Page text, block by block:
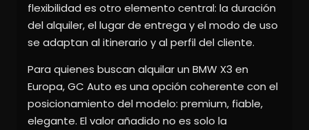
flexibilidad es otro elemento central: la duración
del alquiler, el lugar de entrega y el modo de uso
se adaptan al itinerario y al perfil del cliente.
Para quienes buscan alquilar un BMW X3 en
Europa, GC Auto es una opción coherente con el
posicionamiento del modelo: premium, fiable,
elegante. El valor añadido no es solo la